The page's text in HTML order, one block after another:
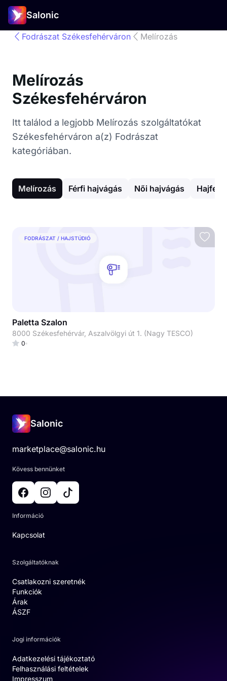
Salonic
Fodrászat Székesfehérváron Melírozás
Melírozás
Székesfehérváron
Itt találod a legjobb Melírozás szolgáltatókat
Székesfehérváron a(z) Fodrászat
kategóriában.
Melírozás Férfi hajvágás Női hajvágás
FODRÁSZAT / HAJSTÚDIÓ
Paletta Szalon
8000 Székesfehérvár, Aszalvölgyi út 1. (Nagy TESCO)
0
Salonic
marketplace@salonic.hu
Kövess bennünket
Információ
Kapcsolat
Szolgáltatóknak
Csatlakozni szeretnék
Funkciók
Árak
ÁSZF
Jogi információk
Adatkezelési tájékoztató
Felhasználási feltételek
Impresszum